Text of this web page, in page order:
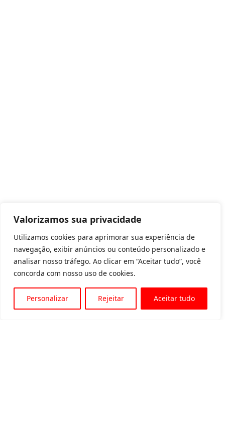
Valorizamos sua privacidade
Utilizamos cookies para aprimorar sua experiência de
navegação, exibir anúncios ou conteúdo personalizado e
analisar nosso tráfego. Ao clicar em “Aceitar tudo”, você
concorda com nosso uso de cookies.
Personalizar Rejeitar Aceitar tudo